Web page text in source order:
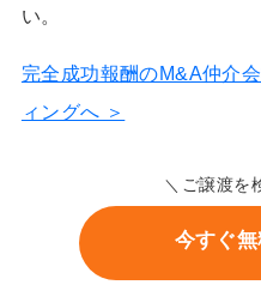
い。
完全成功報酬のM&A仲介
ィングへ ＞
ご譲渡を
今すぐ